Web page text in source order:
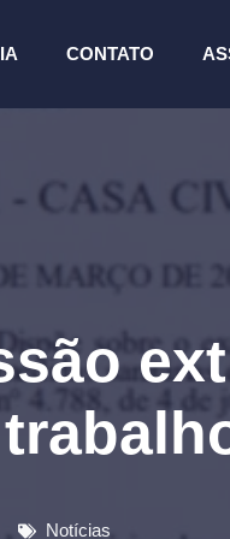
CONTATO
Notícias